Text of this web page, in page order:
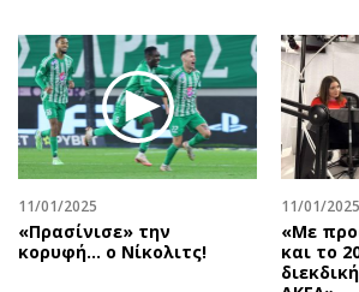
Προεδρικές 2023
Δημοσκοπήσεις
Διπλωματία
Αθλητισμός
Κύπρος
Ελλάδα
Διεθνή
Geek
Νέα
Social
11/01/2025
«Πρασίνισε» την
κορυφή… ο Νίκολιτς!
11/01/2025
«Με
και το